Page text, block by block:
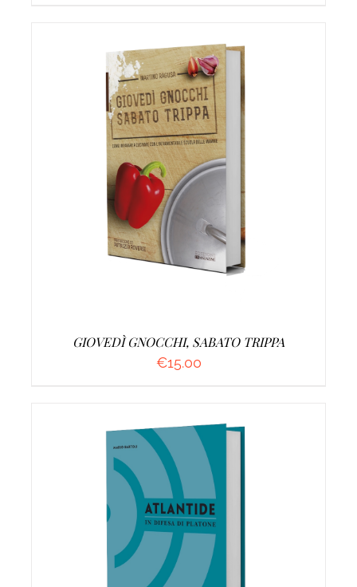
AGGIUNGI AL CARRELLO /
GIOVEDÌ GNOCCHI, SABATO TRIPPA
€15.00
AGGIUNGI AL CARRELLO /